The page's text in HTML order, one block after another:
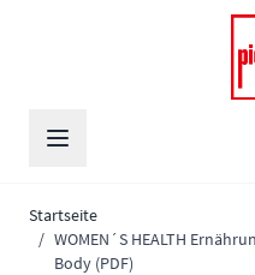
Startseite
/ WOMEN´S HEALTH
Body (PDF)